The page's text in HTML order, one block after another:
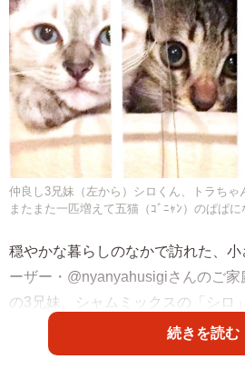
仲良し3兄妹（左から）シロくん、トラちゃ
またまた一匹増えて五猫（ｺﾞﾆｬﾝ）のぱぱに
穏やかな暮らしのなかで訪れた、
ーザー・@nyanyahusigiさんのご
の3兄妹。シャムミックスの「シロ
トラの「トラ」ちゃん（女の子）
ゃん（女の子）は、それぞれの個
続きを読む